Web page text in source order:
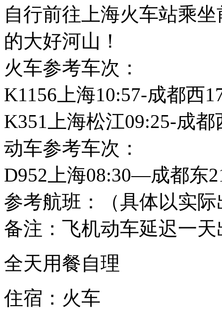
自行前往上海火车站乘
的大好河山！
火车参考车次：
K1156上海10:57-成都西
K351上海松江09:25-成都
动车参考车次：
D952上海08:30—成都东
参考航班：（具体以实
备注：飞机动车延迟一天
全天用餐自理
住宿：火车